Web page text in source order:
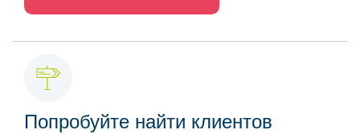
Попробуйте найти клиентов